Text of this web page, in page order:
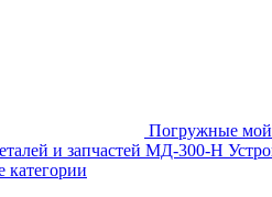
Погружные
и запчастей МД-300-H
категории